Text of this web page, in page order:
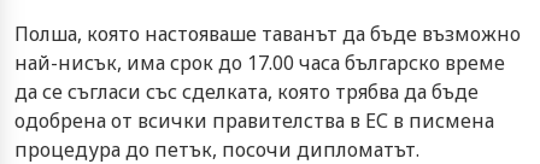
Полша, която настояваше таванът да бъде възможно
най-нисък, има срок до 17.00 часа българско време
да се съгласи със сделката, която трябва да бъде
одобрена от всички правителства в ЕС в писмена
процедура до петък, посочи дипломатът.